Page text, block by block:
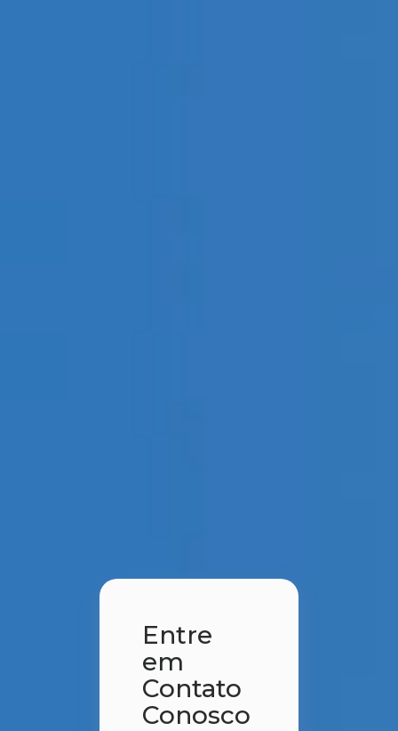
Entre
em
Contato
Conosco